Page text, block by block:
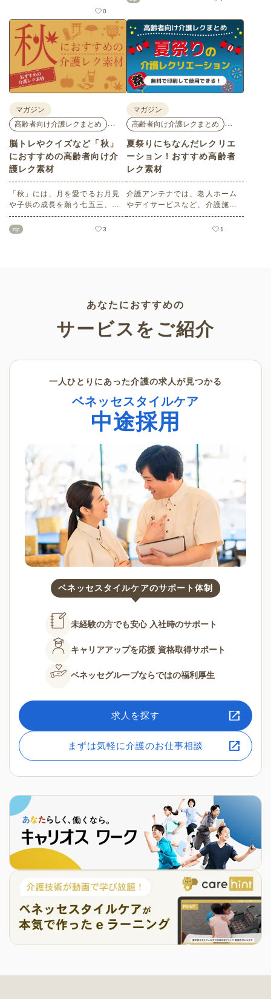
花モチーフのイラストや秋の思
い出のイラストなど、使いやす
いレクリエーション素材満載で
す！商用フリーで無料のためお
気軽にさまざまなシーンでお使
いいただけます。
0
老人ホームやデイサービスでの
レクリエーション、ご自宅での
趣味のお時間などさまざまなシ
ーンでぜひご活用ください。
マガジン
高齢者向け介護レクまとめ
脳トレやクイズなど「秋」
におすすめの高齢者向け介
護レク素材
「秋」には、月を愛でるお月見
や子供の成長を願う七五三、深
まる秋を鑑賞する紅葉狩りな
ど、心を和ませるイベントがた
zip 3
マガジン
高齢者向け介護レクまとめ
夏祭りにちなんだレクリエ
ーション！おすすめ高齢者
レク素材
介護アンテナでは、老人ホーム
やデイサービスなど、介護施設
で使える高齢者向けレクリエー
ション素材をたくさんご用意し
1
あなたにおすすめの
サービスをご紹介
一人ひとりにあった介護の求人が見つかる
ベネッセスタイルケア
中途採用
ベネッセスタイルケアのサポート体制
未経験の方でも安心 入社時のサポート
キャリアアップを応援 資格取得サポート
ベネッセグループならではの福利厚生
求人を探す
まずは気軽に介護のお仕事相談